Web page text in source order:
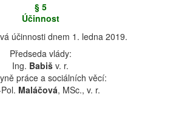
§ 5
Účinnost
účinnosti dnem 1. ledna 2019.
Předseda vlády:
Ing. Babiš v. r.
práce a sociálních věcí:
Maláčová, MSc., v. r.